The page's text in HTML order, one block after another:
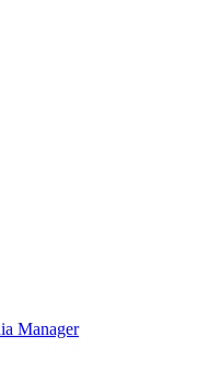
Manager